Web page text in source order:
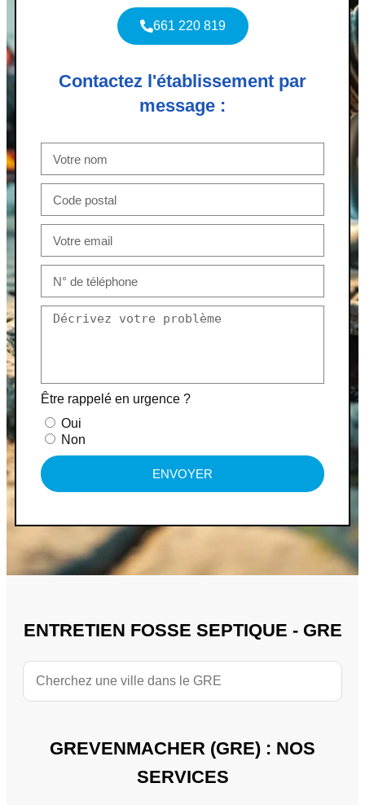
661 220 819
Contactez l'établissement par
message :
Être rappelé en urgence ?
Oui
Non
ENVOYER
ENTRETIEN FOSSE SEPTIQUE - GRE
GREVENMACHER (GRE) : NOS
SERVICES